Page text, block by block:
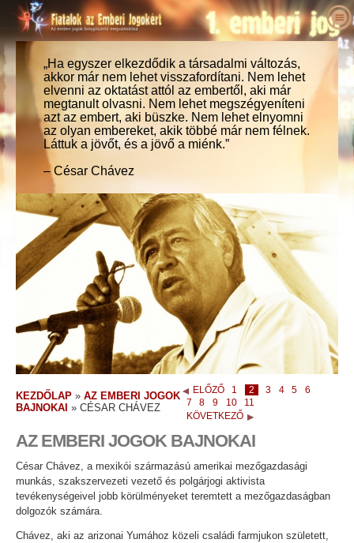
Rólunk
Mi a Fiatalok az Emberi Jogokért?
Célunk
A Fiatalok az Emberi Jogokért története
Ügyvezetők
Tanácsadó testület
A Fiatalok az Emberi Jogokért Nemzetközi
Szervezetének partnerei
Nyilatkozatok és elismerések
Ajánlások
Mik az emberi jogok?
Az emberi jogok meghatározása
Az emberi jogok háttere
Az Emberi Jogok Egyetemes Nyilatkozata
Pedagógusok
Üdvözöljük
Oktatócsomag – részletek
Fiatalok és pedagógusok által elért
eredmények
Emberi jogi foglalkozások iskolák számára
Pedagógusi programok
A program bevezetése
Cselekedjen!
Mit tehet ön?
Petíció
Tagságok és adományok
Csoportok
Versenyek
Akik felszólaltak az emberi jogokért
Az emberi jogok bajnokai
Emberi jogi szervezetek
Emberi jogi visszaélések
Hírek
Megrendelés
Kapcsolat
„Ha egyszer elkezdődik a társadalmi változás,
akkor már nem lehet visszafordítani. Nem lehet
elvenni az oktatást attól az embertől, aki már
megtanult olvasni. Nem lehet megszégyeníteni
azt az embert, aki büszke. Nem lehet elnyomni
az olyan embereket, akik többé már nem félnek.
Láttuk a jövőt, és a jövő a miénk.”
– César Chávez
KEZDŐLAP » AZ EMBERI JOGOK
BAJNOKAI » CÉSAR CHÁVEZ
ELŐZŐ 1 2 3 4 5
6
7
8 9 10
11
KÖVETKEZŐ
AZ EMBERI JOGOK BAJNOKAI
César Chávez, a mexikói származású amerikai mezőgazdasági
munkás, szakszervezeti vezető és polgárjogi aktivista
tevékenységeivel jobb körülményeket teremtett a mezőgazdaságban
dolgozók számára.
Chávez, aki az arizonai Yumához közeli családi farmjukon született,